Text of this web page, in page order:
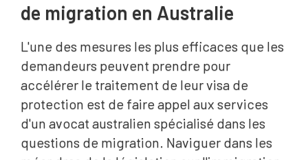
de migration en Australie
L'une des mesures les plus efficaces que les
demandeurs peuvent prendre pour
accélérer le traitement de leur visa de
protection est de faire appel aux services
d'un avocat australien spécialisé dans les
questions de migration. Naviguer dans les